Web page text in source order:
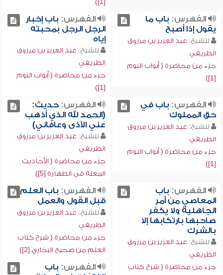
[1])
الفهرس: باب ما
يقول إذا أصبح
للشيخ: عبد العزيز بن مرزوق
الطريفي
جزء من محاضرة ( أبواب النوم
[1])
الفهرس: باب إخبار
الرجل الرجل بمحبته
إياه
للشيخ: عبد العزيز بن مرزوق
الطريفي
جزء من محاضرة ( أبواب النوم
[1])
الفهرس: باب في
حق المملوك
للشيخ: عبد العزيز بن مرزوق
الطريفي
جزء من محاضرة ( أبواب النوم
[1])
الفهرس:حديث:
(الحمد لله الذي أذهب
عني الأذى وعافاني)
للشيخ: عبد العزيز بن مرزوق
الطريفي
جزء من محاضرة ( الأحاديث
المعلة في الطهارة [5])
الفهرس: باب
المعاصي من أمر
الجاهلية ولا يكفر
صاحبها بارتكابها إلا
بالشرك
للشيخ: عبد العزيز بن مرزوق
الطريفي
جزء من محاضرة ( شرح كتاب
الفهرس: باب العلم
قبل القول والعمل
للشيخ: عبد العزيز بن مرزوق
الطريفي
جزء من محاضرة ( شرح كتاب
العلم من صحيح البخاري [2])
الفهرس: باب